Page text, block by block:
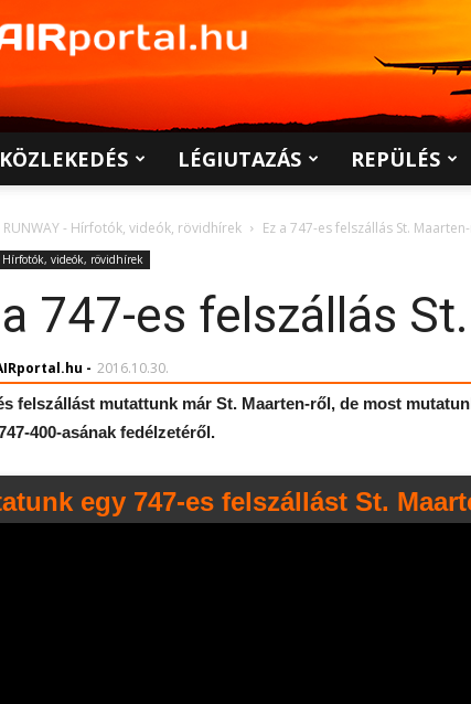
LÉGIUTAZÁS REPÜLÉS
RUNWAY - Hírfotók, videók, rövidhírek Ez a 747-es felszállás St.
Hírfotók, videók, rövidhírek
747-es felszállás
- 2016.10.30.
felszállást mutattunk már St. Maarten-ről, de most
400-asának fedélzetéről.
egy 747-es felszállást St.